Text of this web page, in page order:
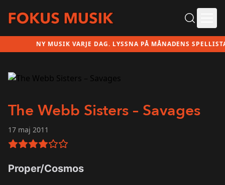
NY MUSIK VARJE DAG. LYSSNA PÅ MÅNADENS SPELLISTA
The Webb Sisters – Savages
17 maj 2011
4 av 6 i betyg
Proper/Cosmos